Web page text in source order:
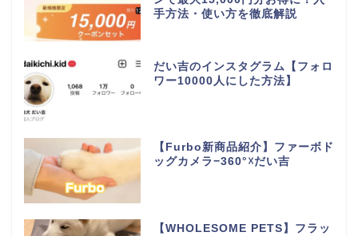
手方法・使い方を徹底解説
だい吉のインスタグラム【フォロ
ワー10000人にした方法】
【Furbo新商品紹介】ファーボド
ッグカメラ−360°☓だい吉
【WHOLESOME PETS】フラッ